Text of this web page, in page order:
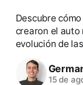
Descubre
crearon el auto
evolución de
15 de